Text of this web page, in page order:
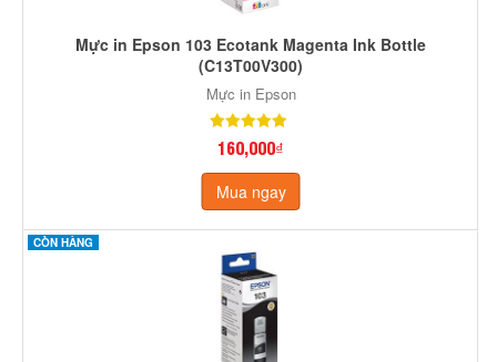
Mực in Epson 103 Ecotank Magenta Ink Bottle
(C13T00V300)
Mực in Epson
160,000₫
Mua ngay
CÒN HÀNG